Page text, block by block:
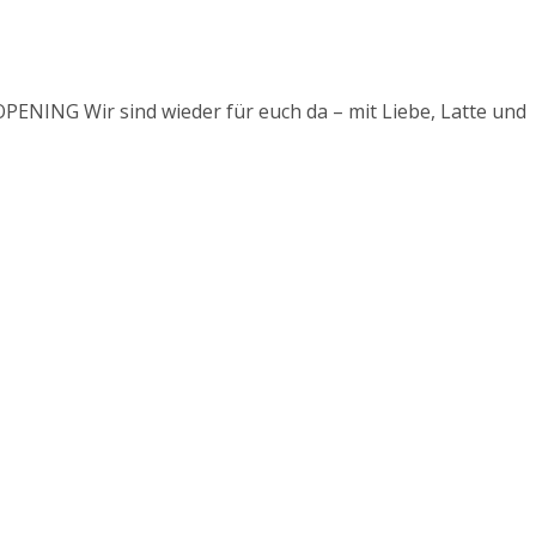
Wir sind wieder für euch da – mit Liebe, Latte und